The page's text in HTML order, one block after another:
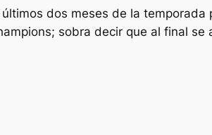
dos meses de la temporada
sobra decir que al final se